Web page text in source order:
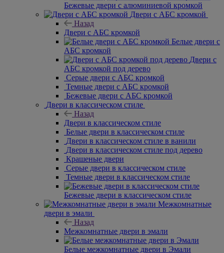
Бежевые двери с алюминиевой кромкой
Двери с АБС кромкой
Назад
Двери с АБС кромкой
Белые двери с
АБС кромкой
Двери с
АБС кромкой под дерево
с АБС кромкой
двери с АБС кромкой
двери с АБС кромкой
Двери в
классическом стиле
Назад
Двери в классическом стиле
двери в классическом стиле
Двери в классическом стиле в ванили
Двери в классическом стиле под дерево
двери в классическом стиле